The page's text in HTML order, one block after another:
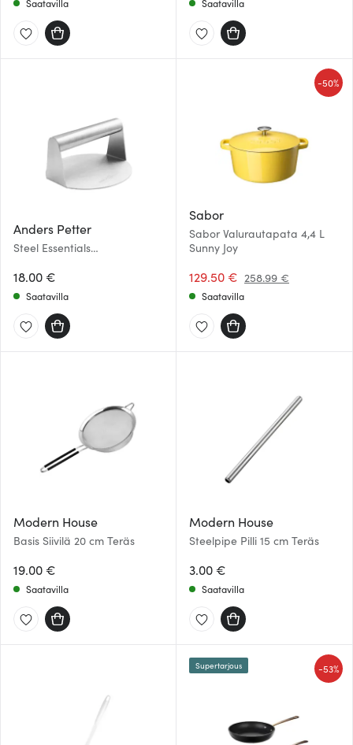
Saatavilla Saatavilla
Anders Petter
Steel Essentials
Teräs
18.00 €
Saatavilla
Sabor
Sabor Valurautapata 4,4 L
Sunny Joy
129.50 € 258.99 €
-50%
Saatavilla
Modern House
Basis Siivilä 20 cm Teräs
19.00 €
Saatavilla
Modern House
Steelpipe Pilli 15 cm Teräs
3.00 €
Saatavilla
-53%
Supertarjous